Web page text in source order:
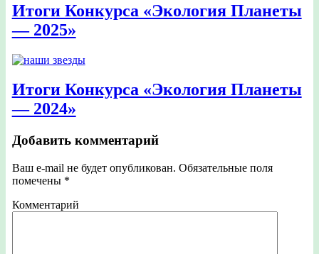
Итоги Конкурса «Экология Планеты
— 2025»
Итоги Конкурса «Экология Планеты
— 2024»
Добавить комментарий
Ваш e-mail не будет опубликован. Обязательные поля
помечены *
Комментарий